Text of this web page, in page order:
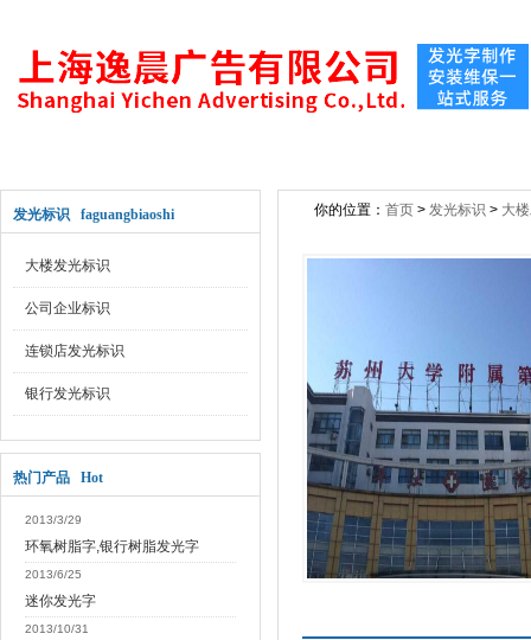
发光标识 faguangbiaoshi
大楼发光标识
公司企业标识
连锁店发光标识
银行发光标识
热门产品 Hot
2013/3/29
环氧树脂字,银行树脂发光字
2013/6/25
迷你发光字
2013/10/31
你的位置： 首页 > 发光标识 > 大